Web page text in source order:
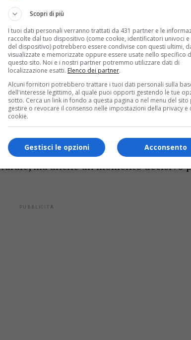
attivo il 116117 in FVG, come funziona
ilPresidente della Repubblica
Giorgia Meloni, i ministri
, oltre al presidente del Consiglio
di verità per le istituzioni»
come il sisma del 1976 non
ma anche un momento decisivo
Scopri di più
I tuoi dati personali verranno trattati da 431 partner e le
raccolte dal tuo dispositivo (come cookie, identificatori univoci
del dispositivo) potrebbero essere condivise con questi ultimi,
visualizzate e memorizzate oppure essere usate nello specifico
questo sito. Noi e i nostri partner potremmo utilizzare dati di
localizzazione esatti. Elenco dei partner.
Alcuni fornitori potrebbero trattare i tuoi dati personali sulla
dell'interesse legittimo, al quale puoi opporti gestendo le tue
sotto. Cerca un link in fondo a questa pagina o nel menu del sito
gestire o revocare il consenso nelle impostazioni della privacy e
cookie.
Acconsento
Gestisci le opzioni